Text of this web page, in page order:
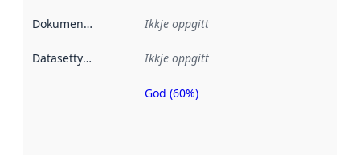
Dokumentasjon Ikkje oppgitt
Datasettype Ikkje oppgitt
Metadatakvalitet
God (60%)